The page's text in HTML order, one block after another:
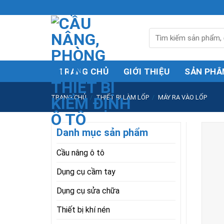
to
kiếm:
TRANG CHỦ GIỚI THIỆU SẢN
TRANG CHỦ / THIẾT BỊ LÀM LỐP / MÁY RA VÀO LỐP
Danh mục sản phẩm
Cầu nâng ô tô
Dụng cụ cầm tay
Dụng cụ sửa chữa
Thiết bị khí nén